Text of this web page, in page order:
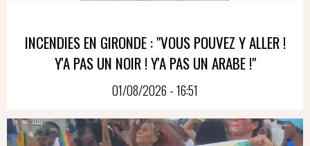
INCENDIES EN GIRONDE : "VOUS POUVEZ Y ALLER !
Y'A PAS UN NOIR ! Y'A PAS UN ARABE !"
01/08/2026 - 16:51